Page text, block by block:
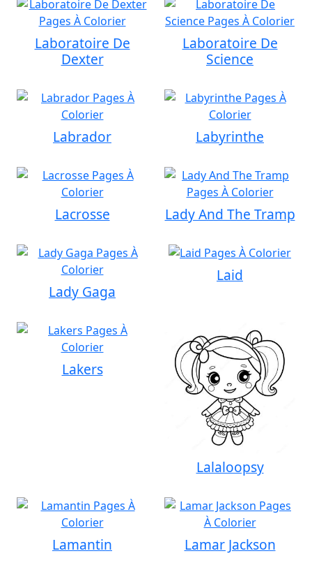
Laboratoire De
Dexter
Laboratoire De
Science
Labrador Labyrinthe
Lacrosse Lady And The Tramp
Lady Gaga
Laid
Lakers
Lalaloopsy
Lamantin Lamar Jackson